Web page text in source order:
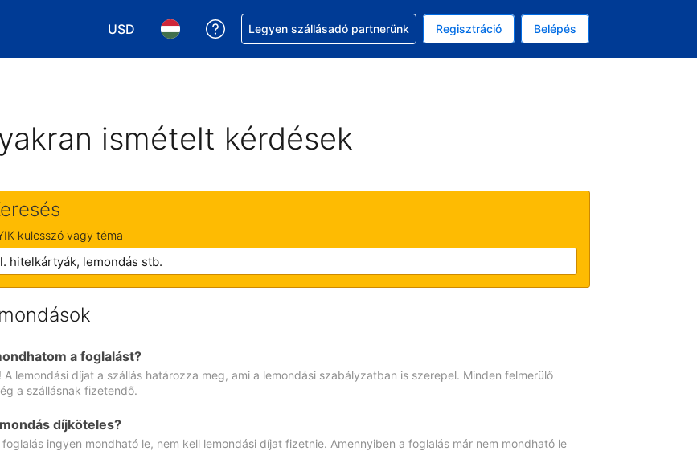
USD
Válasszon pénznemet. Jelenlegi kiválasztott pénznem: amerikai dollár
Válasszon nyelvet. Jelenleg kiválasztott nyelv: Magyar
Segítség a foglalással
Legyen szállásadó partnerünk Regisztráció Belépés
ismételt kérdések
kulcsszó vagy téma
a foglalást?
A lemondási díjat a szállás határozza meg, ami a lemondási szabályzatban is szerepel. Minden felmerülő
a szállásnak fizetendő.
díjköteles?
foglalás ingyen mondható le, nem kell lemondási díjat fizetnie. Amennyiben a foglalás már nem mondható le